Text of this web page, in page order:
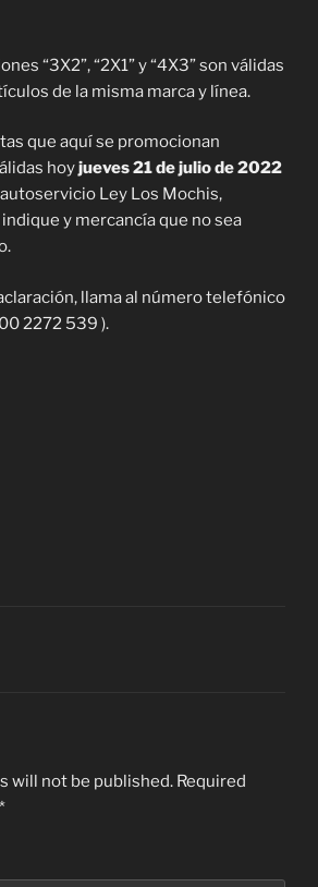
“3X2”, “2X1” y “4X3” son válidas
de la misma marca y línea.
que aquí se promocionan
hoyjueves 21 de julio de 2022
Ley Los Mochis,
y mercancía que no sea
llama al número telefónico
2272 539 ).
will not be published. Required
*